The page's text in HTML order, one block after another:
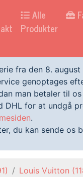
Alle
Produkter
fra den 8.
genoptages
man betaler til
DHL for at undgå
.
du kan sende
Louis Vuitton